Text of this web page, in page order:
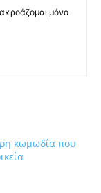
μόνο
κωμωδία που